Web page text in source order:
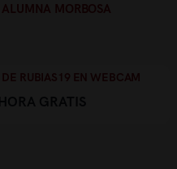
MORBOSA
DE RUBIAS19 EN WEBCAM